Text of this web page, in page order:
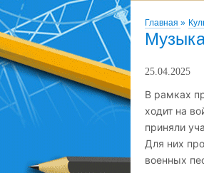
Главная »
25.04.2025
В рамках
ходит на
приняли
Для них
военных